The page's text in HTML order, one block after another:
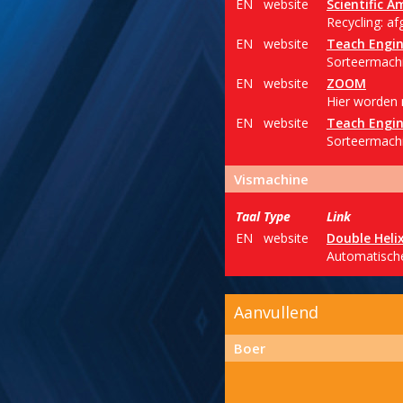
EN
website
Scientific
Recycling:
EN
website
Teach
EN
website
ZOOM
Hier worden
EN
website
Teach
Vismachine
Taal Type
Link
EN
website
Double
Aanvullend
Boer